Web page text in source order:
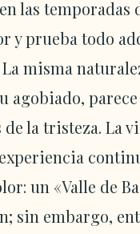
las temporadas
y prueba todo
misma
agobiado,
la tristeza. La
un «Valle de
sin embargo,